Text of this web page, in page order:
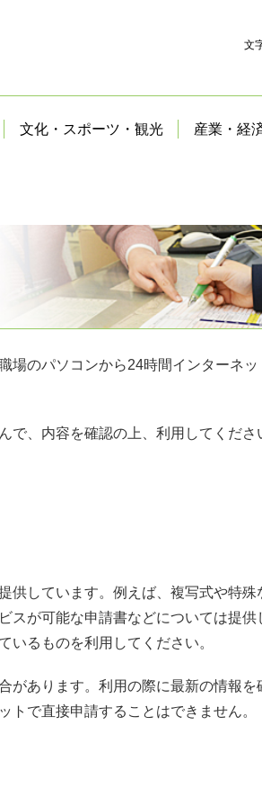
文
文化・スポーツ・観光 産業・経
場のパソコンから24時間インターネッ
、内容を確認の上、利用してくださ
供しています。例えば、複写式や特殊
スが可能な申請書などについては提供
いるものを利用してください。
があります。利用の際に最新の情報を
トで直接申請することはできません。